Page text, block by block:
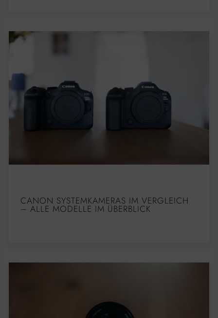
CANON SYSTEMKAMERAS IM VERGLEICH
– ALLE MODELLE IM ÜBERBLICK